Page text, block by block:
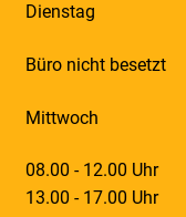
Dienstag
Büro nicht besetzt
Mittwoch
08.00 - 12.00 Uhr
13.00 - 17.00 Uhr